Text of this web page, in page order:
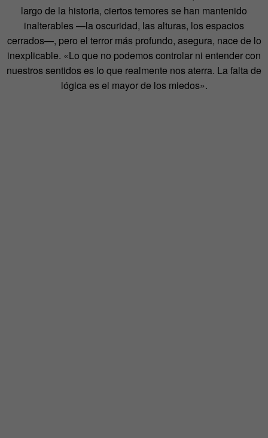
largo de la historia, ciertos temores se han mantenido
inalterables —la oscuridad, las alturas, los espacios
cerrados—, pero el terror más profundo, asegura, nace de lo
inexplicable. «Lo que no podemos controlar ni entender con
nuestros sentidos es lo que realmente nos aterra. La falta de
lógica es el mayor de los miedos».